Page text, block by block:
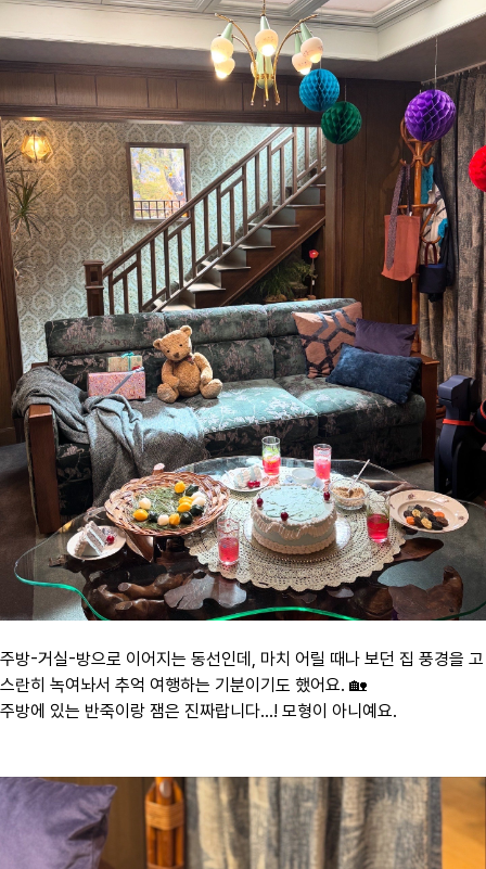
주방-거실-방으로 이어지는 동선인데, 마치 어릴 때나 보던 집 풍경을 고
스란히 녹여놔서 추억 여행하는 기분이기도 했어요. 🏡
주방에 있는 반죽이랑 잼은 진짜랍니다...! 모형이 아니예요.